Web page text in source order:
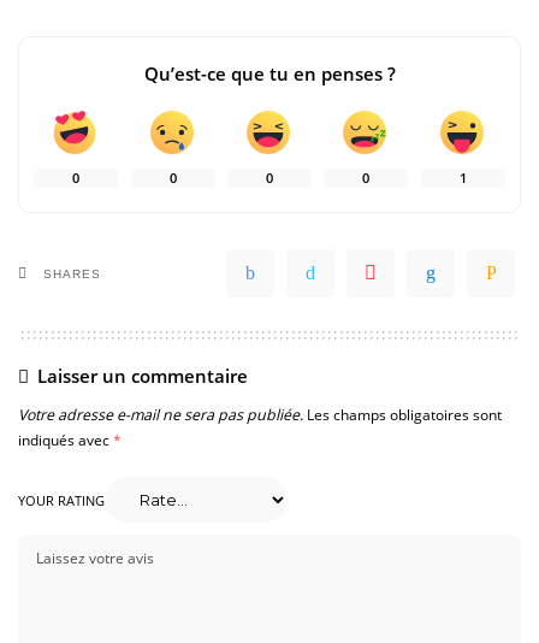
Qu’est-ce que tu en penses ?
0 0 0 0 1
SHARES
Laisser un commentaire
Votre adresse e-mail ne sera pas publiée. Les champs obligatoires sont
indiqués avec*
YOUR RATING